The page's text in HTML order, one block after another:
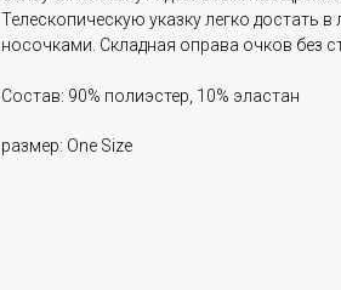
Телескопическую указку легко достать
носочками. Складная оправа очков без
Состав: 90% полиэстер, 10% эластан
размер: One Size